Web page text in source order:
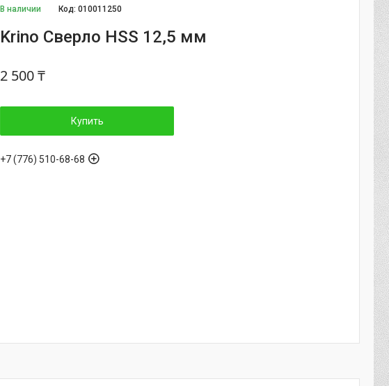
В наличии Код:010011250
Krino Сверло HSS 12,5 мм
2 500 ₸
Купить
+7 (776) 510-68-68